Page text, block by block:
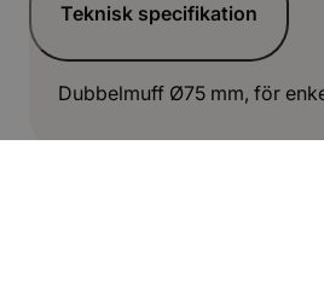
Teknisk specifikation
Dubbelmuff Ø75 mm, för